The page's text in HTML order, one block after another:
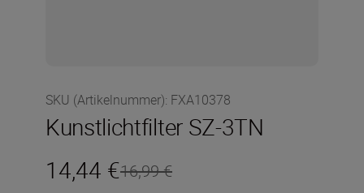
SKU (Artikelnummer): FXA10378
Kunstlichtfilter SZ-3TN
14,44 €16,99 €